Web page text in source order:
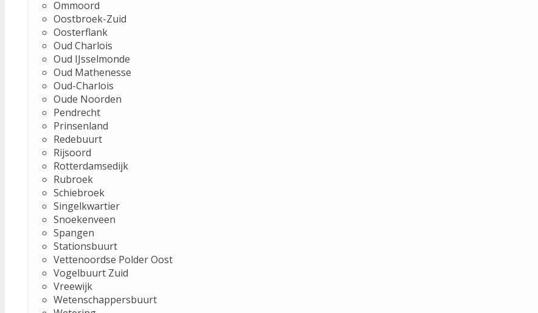
Ommoord
Oostbroek-Zuid
Oosterflank
Oud Charlois
Oud IJsselmonde
Oud Mathenesse
Oud-Charlois
Oude Noorden
Pendrecht
Prinsenland
Redebuurt
Rijsoord
Rotterdamsedijk
Rubroek
Schiebroek
Singelkwartier
Snoekenveen
Spangen
Stationsbuurt
Vettenoordse Polder Oost
Vogelbuurt Zuid
Vreewijk
Wetenschappersbuurt